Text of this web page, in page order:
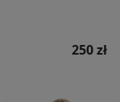
250 zł